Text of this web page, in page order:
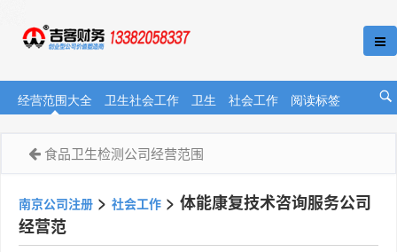
经营范围大全 卫生社会工作 卫生 社会工作 阅读标签
食品卫生检测公司经营范围
南京公司注册 > 社会工作 > 体能康复技术咨询服务公司
经营范